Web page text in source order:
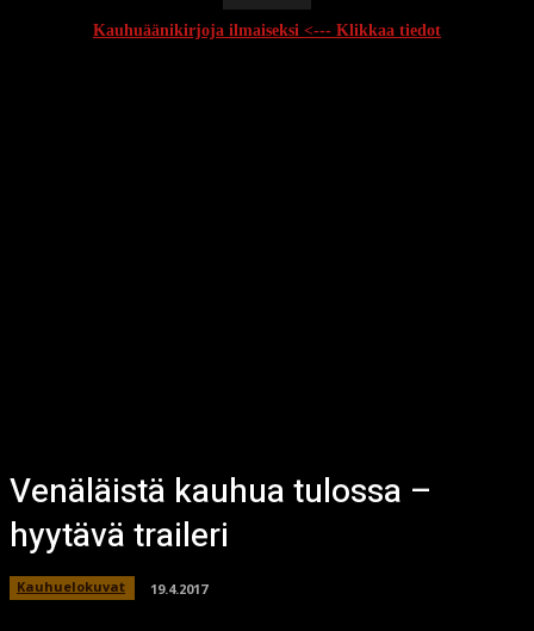
Kauhuäänikirjoja ilmaiseksi <--- Klikkaa tiedot
Venäläistä kauhua tulossa –
hyytävä traileri
Kauhuelokuvat 19.4.2017